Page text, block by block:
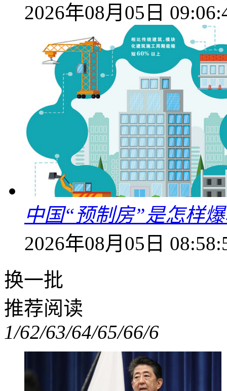
2026年08月05日
中国“预制房”是怎样
2026年08月05日
换一批
推荐阅读
1/62/63/64/65/66/6